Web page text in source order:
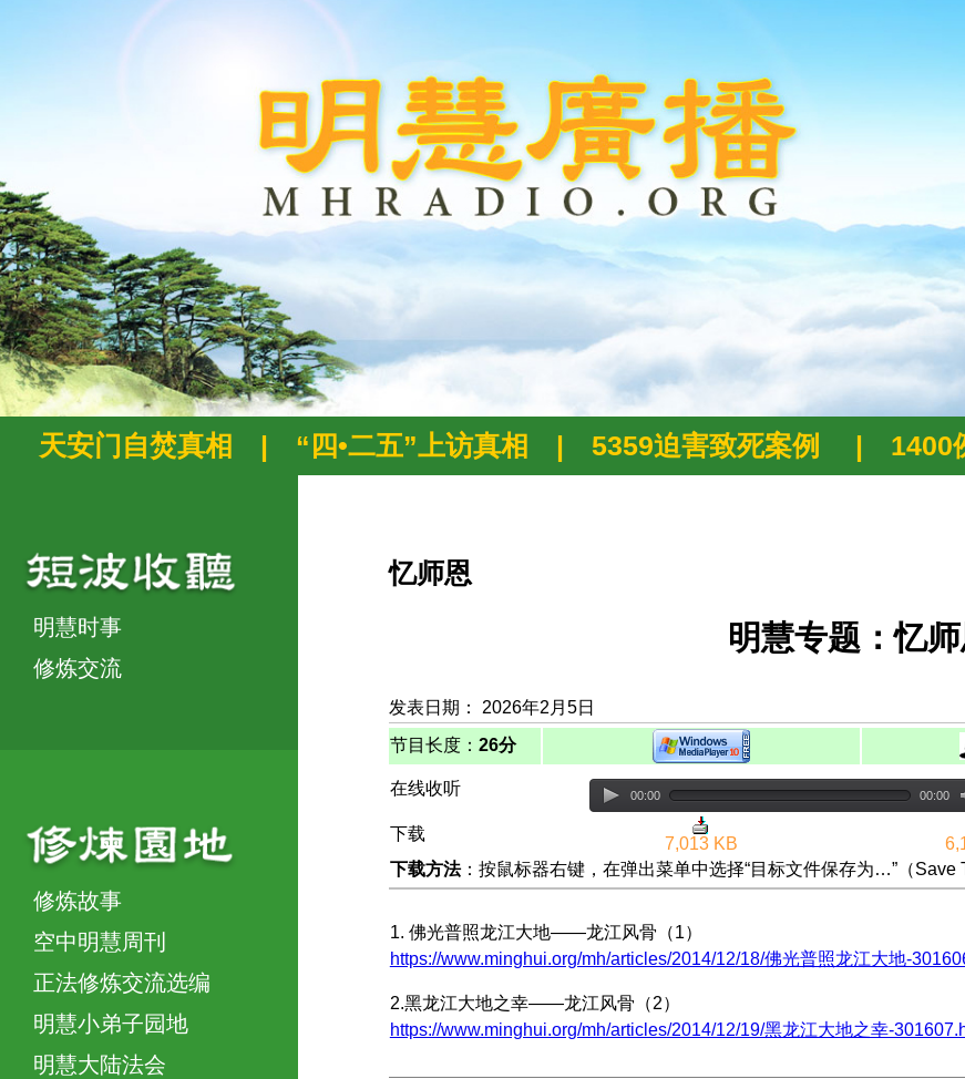
天安门自焚真相 | “四•二五”上访真相 | 5359迫害致死案例 | 1400
明慧时事
修炼交流
修炼故事
空中明慧周刊
正法修炼交流选编
明慧小弟子园地
明慧大陆法会
忆师恩
明慧专题：忆师
发表日期： 2026年2月5日
节目长度： 26分
在线收听 00:00 00:00
下载
7,013 KB
下载方法：按鼠标器右键，在弹出菜单中选择“目标文件保存为…”（Save
1. 佛光普照龙江大地——龙江风骨（1）
https://www.minghui.org/mh/articles/2014/12/18/佛光普照龙江大地-
2.黑龙江大地之幸——龙江风骨（2）
https://www.minghui.org/mh/articles/2014/12/19/黑龙江大地之幸-